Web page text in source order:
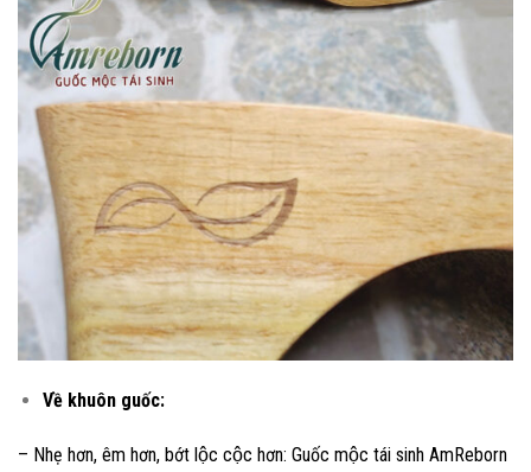
Về khuôn guốc:
– Nhẹ hơn, êm hơn, bớt lộc cộc hơn: Guốc mộc tái sinh AmReborn